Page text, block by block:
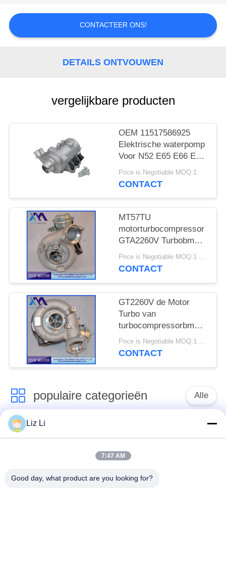
NIEUWS
OFFERTE
PRIVACY
BELEID
CONTACTEER ONS!
DETAILS ONTVOUWEN
vergelijkbare producten
OEM 11517586925
Elektrische waterpomp
Voor N52 E65 E66 E60
E61 E90 E91 Auto
koelwaterpomp
Price is Negotiable MOQ:1
CONTACT
MT57TU
motorturbocompressor
GTA2260V Turbobmw
E53 OE 791044E
7791046F
Price is Negotiable MOQ:1 stk
CONTACT
GT2260V de Motor
Turbo van
turbocompressorbmw
X5 742417-0001
753392-5015S M57TU
Price is Negotiable MOQ:1 stk
CONTACT
populaire categorieën Alle
De Schok van de
luchtopschorting
luchtopschorting
Benz de Delen
BMW-de Delen van
Liz Li
7:47 AM
Good day, what product are you looking for?